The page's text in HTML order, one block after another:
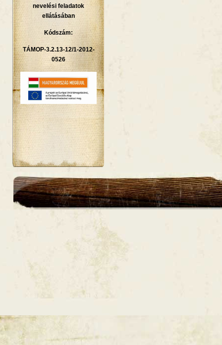
nevelési feladatok
ellátásában
Kódszám:
TÁMOP-3.2.13-12/1-2012-
0526